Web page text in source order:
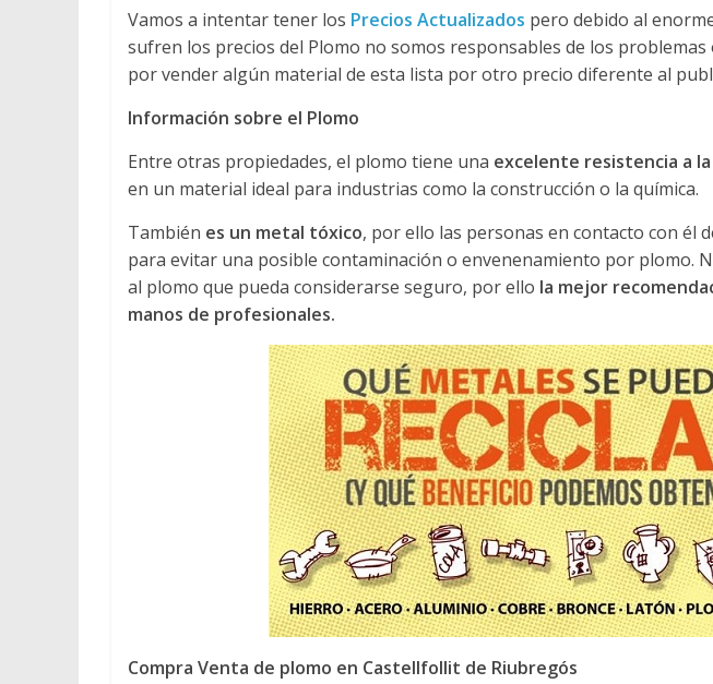
Vamos a intentar tener los Precios Actualizados pero debido al
sufren los precios del Plomo no somos responsables de los
por vender algún material de esta lista por otro precio diferente al
Información sobre el Plomo
Entre otras propiedades, el plomo tiene una excelente resistencia a
en un material ideal para industrias como la construcción o la química.
También es un metal tóxico, por ello las personas en contacto con él
para evitar una posible contaminación o envenenamiento por plomo.
al plomo que pueda considerarse seguro, por ello la mejor
manos de profesionales.
Compra Venta de plomo en Castellfollit de Riubregós